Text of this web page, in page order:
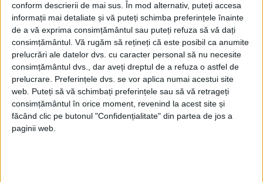
conform descrierii de mai sus. În mod alternativ, puteți accesa
informații mai detaliate și vă puteți schimba preferințele înainte
de a vă exprima consimțământul sau puteți refuza să vă dați
consimțământul. Vă rugăm să rețineți că este posibil ca anumite
prelucrări ale datelor dvs. cu caracter personal să nu necesite
consimțământul dvs., dar aveți dreptul de a refuza o astfel de
prelucrare. Preferințele dvs. se vor aplica numai acestui site
web. Puteți să vă schimbați preferințele sau să vă retrageți
consimțământul în orice moment, revenind la acest site și
făcând clic pe butonul "Confidențialitate" din partea de jos a
paginii web.
ARTICOLE ONLINE
Românul cu o mie de ochi este înmormântat cu bani trimiși
de redacția New York Times
Tatăl lui era un evreu naturalizat în urma participării la
Războiul de Independență din 1877.